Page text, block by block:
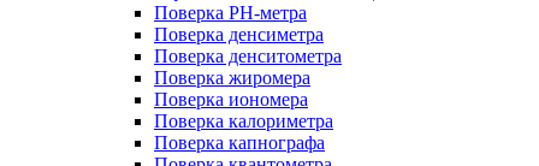
Поверка PH-метра
Поверка денсиметра
Поверка денситометра
Поверка жиромера
Поверка иономера
Поверка калориметра
Поверка капнографа